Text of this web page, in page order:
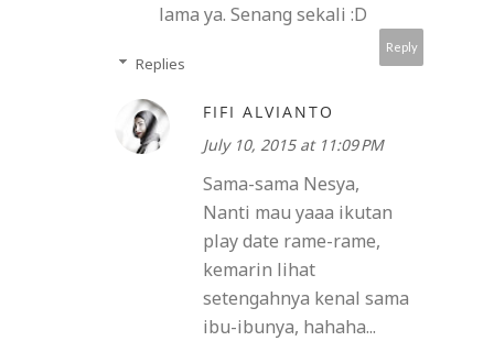
lama ya. Senang sekali :D
Reply
Replies
FIFI ALVIANTO
July 10, 2015 at 11:09 PM
Sama-sama Nesya,
Nanti mau yaaa ikutan
play date rame-rame,
kemarin lihat
setengahnya kenal sama
ibu-ibunya, hahaha...